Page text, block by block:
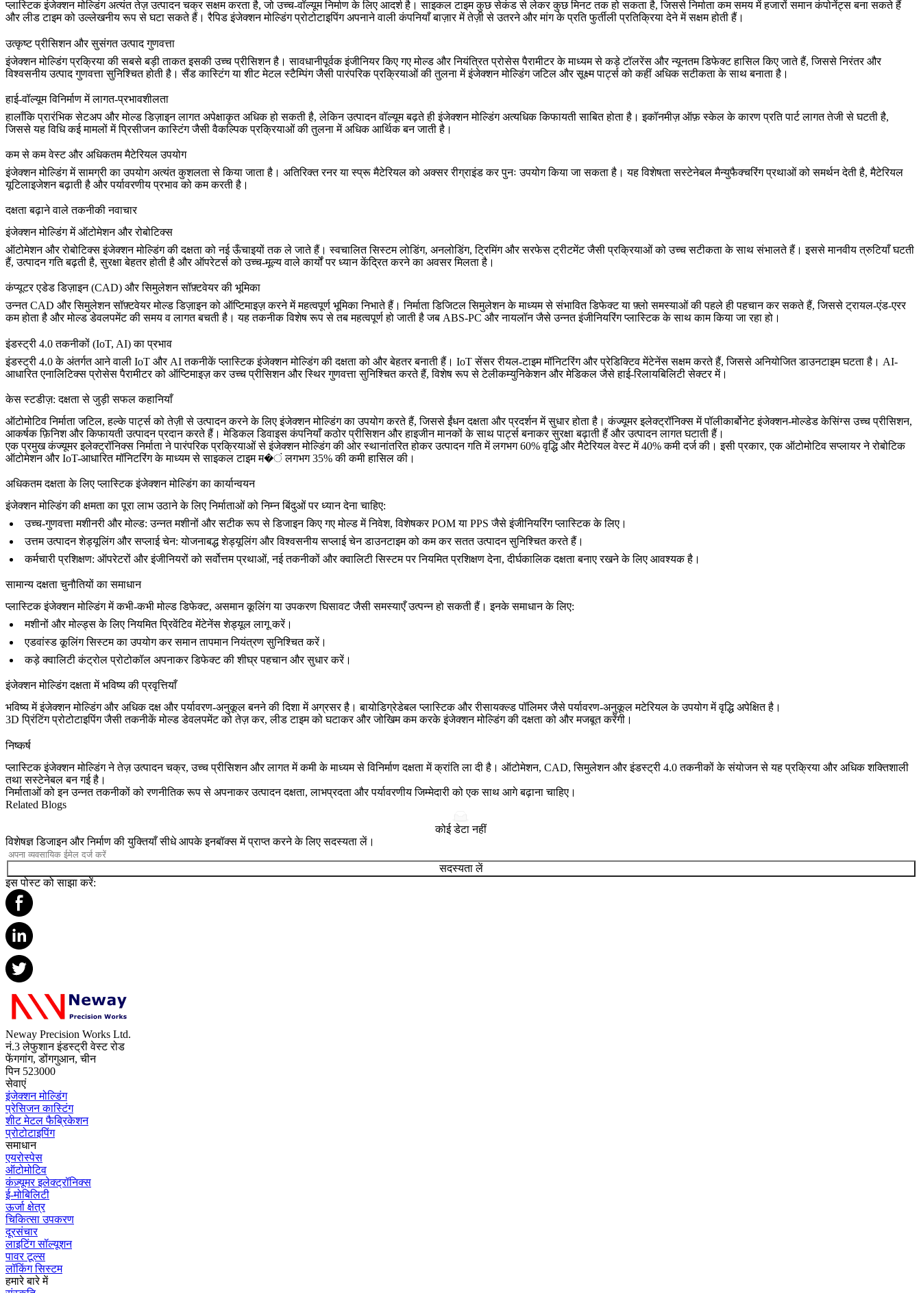
प्लास्टिक इंजेक्शन मोल्डिंग अत्यंत तेज़ उत्पादन चक्र सक्षम करता है, जो उच्च-वॉल्यूम निर्माण के लिए आदर्श है। साइकल टाइम कुछ सेकंड से लेकर कुछ मिनट तक हो सकता है, जिससे निर्माता कम समय में हजारों समान कंपोनेंट्स बना सकते हैं
और लीड टाइम को उल्लेखनीय रूप से घटा सकते हैं।रैपिड इंजेक्शन मोल्डिंग प्रोटोटाइपिंगअपनाने वाली कंपनियाँ बाज़ार में तेज़ी से उतरने और मांग के प्रति फुर्तीली प्रतिक्रिया देने में सक्षम होती हैं।
उत्कृष्ट प्रीसिशन और सुसंगत उत्पाद गुणवत्ता
इंजेक्शन मोल्डिंग प्रक्रिया की सबसे बड़ी ताकत इसकी उच्च प्रीसिशन है। सावधानीपूर्वक इंजीनियर किए गए मोल्ड और नियंत्रित प्रोसेस पैरामीटर के माध्यम से कड़े टॉलरेंस और न्यूनतम डिफेक्ट हासिल किए जाते हैं, जिससे निरंतर और
विश्वसनीय उत्पाद गुणवत्ता सुनिश्चित होती है।सैंड कास्टिंगयाशीट मेटल स्टैम्पिंगजैसी पारंपरिक प्रक्रियाओं की तुलना में इंजेक्शन मोल्डिंग जटिल और सूक्ष्म पार्ट्स को कहीं अधिक सटीकता के साथ बनाता है।
हाई-वॉल्यूम विनिर्माण में लागत-प्रभावशीलता
हालाँकि प्रारंभिक सेटअप और मोल्ड डिज़ाइन लागत अपेक्षाकृत अधिक हो सकती है, लेकिन उत्पादन वॉल्यूम बढ़ते ही इंजेक्शन मोल्डिंग अत्यधिक किफायती साबित होता है। इकॉनमीज़ ऑफ़ स्केल के कारण प्रति पार्ट लागत तेजी से घटती है,
जिससे यह विधि कई मामलों मेंप्रिसीजन कास्टिंगजैसी वैकल्पिक प्रक्रियाओं की तुलना में अधिक आर्थिक बन जाती है।
कम से कम वेस्ट और अधिकतम मैटेरियल उपयोग
इंजेक्शन मोल्डिंग में सामग्री का उपयोग अत्यंत कुशलता से किया जाता है। अतिरिक्त रनर या स्प्रू मैटेरियल को अक्सर रीग्राइंड कर पुनः उपयोग किया जा सकता है। यह विशेषतासस्टेनेबल मैन्युफैक्चरिंगप्रथाओं को समर्थन देती है, मैटेरियल
यूटिलाइजेशन बढ़ाती है और पर्यावरणीय प्रभाव को कम करती है।
दक्षता बढ़ाने वाले तकनीकी नवाचार
इंजेक्शन मोल्डिंग में ऑटोमेशन और रोबोटिक्स
ऑटोमेशन और रोबोटिक्स इंजेक्शन मोल्डिंग की दक्षता को नई ऊँचाइयों तक ले जाते हैं। स्वचालित सिस्टम लोडिंग, अनलोडिंग, ट्रिमिंग औरसरफेस ट्रीटमेंटजैसी प्रक्रियाओं को उच्च सटीकता के साथ संभालते हैं। इससे मानवीय त्रुटियाँ घटती
हैं, उत्पादन गति बढ़ती है, सुरक्षा बेहतर होती है और ऑपरेटर्स को उच्च-मूल्य वाले कार्यों पर ध्यान केंद्रित करने का अवसर मिलता है।
कंप्यूटर एडेड डिज़ाइन (CAD) और सिमुलेशन सॉफ़्टवेयर की भूमिका
उन्नत CAD और सिमुलेशन सॉफ़्टवेयर मोल्ड डिज़ाइन को ऑप्टिमाइज़ करने में महत्वपूर्ण भूमिका निभाते हैं। निर्माता डिजिटल सिमुलेशन के माध्यम से संभावित डिफेक्ट या फ़्लो समस्याओं की पहले ही पहचान कर सकते हैं, जिससे ट्रायल-एंड-एरर
कम होता है और मोल्ड डेवलपमेंट की समय व लागत बचती है। यह तकनीक विशेष रूप से तब महत्वपूर्ण हो जाती है जब ABS-PC औरनायलॉनजैसे उन्नत इंजीनियरिंग प्लास्टिक के साथ काम किया जा रहा हो।
इंडस्ट्री 4.0 तकनीकों (IoT, AI) का प्रभाव
इंडस्ट्री 4.0 के अंतर्गत आने वाली IoT और AI तकनीकें प्लास्टिक इंजेक्शन मोल्डिंग की दक्षता को और बेहतर बनाती हैं। IoT सेंसर रीयल-टाइम मॉनिटरिंग और प्रेडिक्टिव मेंटेनेंस सक्षम करते हैं, जिससे अनियोजित डाउनटाइम घटता है। AI-
आधारित एनालिटिक्स प्रोसेस पैरामीटर को ऑप्टिमाइज़ कर उच्च प्रीसिशन और स्थिर गुणवत्ता सुनिश्चित करते हैं, विशेष रूप सेटेलीकम्युनिकेशनऔरमेडिकलजैसे हाई-रिलायबिलिटी सेक्टर में।
केस स्टडीज़: दक्षता से जुड़ी सफल कहानियाँ
ऑटोमोटिव निर्माता जटिल, हल्के पार्ट्स को तेज़ी से उत्पादन करने के लिए इंजेक्शन मोल्डिंग का उपयोग करते हैं, जिससे ईंधन दक्षता और प्रदर्शन में सुधार होता है। कंज्यूमर इलेक्ट्रॉनिक्स मेंपॉलीकार्बोनेटइंजेक्शन-मोल्डेड केसिंग्स उच्च प्रीसिशन,
आकर्षक फ़िनिश और किफायती उत्पादन प्रदान करते हैं। मेडिकल डिवाइस कंपनियाँ कठोर प्रीसिशन और हाइजीन मानकों के साथ पार्ट्स बनाकर सुरक्षा बढ़ाती हैं और उत्पादन लागत घटाती हैं।
एक प्रमुख कंज्यूमर इलेक्ट्रॉनिक्स निर्माता ने पारंपरिक प्रक्रियाओं से इंजेक्शन मोल्डिंग की ओर स्थानांतरित होकर उत्पादन गति में लगभग 60% वृद्धि और मैटेरियल वेस्ट में 40% कमी दर्ज की। इसी प्रकार, एक ऑटोमोटिव सप्लायर ने रोबोटिक
ऑटोमेशन और IoT-आधारित मॉनिटरिंग के माध्यम से साइकल टाइम म�ं लगभग 35% की कमी हासिल की।
अधिकतम दक्षता के लिए प्लास्टिक इंजेक्शन मोल्डिंग का कार्यान्वयन
इंजेक्शन मोल्डिंग की क्षमता का पूरा लाभ उठाने के लिए निर्माताओं को निम्न बिंदुओं पर ध्यान देना चाहिए:
उच्च-गुणवत्ता मशीनरी और मोल्ड: उन्नत मशीनों और सटीक रूप से डिजाइन किए गए मोल्ड में निवेश, विशेषकरPOMया PPS जैसे इंजीनियरिंग प्लास्टिक के लिए।
उत्तम उत्पादन शेड्यूलिंग और सप्लाई चेन: योजनाबद्ध शेड्यूलिंग और विश्वसनीय सप्लाई चेन डाउनटाइम को कम कर सतत उत्पादन सुनिश्चित करते हैं।
कर्मचारी प्रशिक्षण: ऑपरेटरों और इंजीनियरों को सर्वोत्तम प्रथाओं, नई तकनीकों और क्वालिटी सिस्टम पर नियमित प्रशिक्षण देना, दीर्घकालिक दक्षता बनाए रखने के लिए आवश्यक है।
सामान्य दक्षता चुनौतियों का समाधान
प्लास्टिक इंजेक्शन मोल्डिंग में कभी-कभी मोल्ड डिफेक्ट, असमान कूलिंग या उपकरण घिसावट जैसी समस्याएँ उत्पन्न हो सकती हैं। इनके समाधान के लिए:
मशीनों और मोल्ड्स के लिए नियमित प्रिवेंटिव मेंटेनेंस शेड्यूल लागू करें।
एडवांस्ड कूलिंग सिस्टम का उपयोग कर समान तापमान नियंत्रण सुनिश्चित करें।
कड़े क्वालिटी कंट्रोल प्रोटोकॉल अपनाकर डिफेक्ट की शीघ्र पहचान और सुधार करें।
इंजेक्शन मोल्डिंग दक्षता में भविष्य की प्रवृत्तियाँ
भविष्य में इंजेक्शन मोल्डिंग और अधिक दक्ष और पर्यावरण-अनुकूल बनने की दिशा में अग्रसर है।बायोडिग्रेडेबल प्लास्टिकऔर रीसायक्ल्ड पॉलिमर जैसे पर्यावरण-अनुकूल मटेरियल के उपयोग में वृद्धि अपेक्षित है।
3D प्रिंटिंग प्रोटोटाइपिंगजैसी तकनीकें मोल्ड डेवलपमेंट को तेज़ कर, लीड टाइम को घटाकर और जोखिम कम करके इंजेक्शन मोल्डिंग की दक्षता को और मजबूत करेंगी।
निष्कर्ष
प्लास्टिक इंजेक्शन मोल्डिंग ने तेज़ उत्पादन चक्र, उच्च प्रीसिशन और लागत में कमी के माध्यम से विनिर्माण दक्षता में क्रांति ला दी है। ऑटोमेशन, CAD, सिमुलेशन और इंडस्ट्री 4.0 तकनीकों के संयोजन से यह प्रक्रिया और अधिक शक्तिशाली
तथा सस्टेनेबल बन गई है।
निर्माताओं को इन उन्नत तकनीकों को रणनीतिक रूप से अपनाकर उत्पादन दक्षता, लाभप्रदता और पर्यावरणीय जिम्मेदारी को एक साथ आगे बढ़ाना चाहिए।
Related Blogs
कोई डेटा नहीं
विशेषज्ञ डिजाइन और निर्माण की युक्तियाँ सीधे आपके इनबॉक्स में प्राप्त करने के लिए सदस्यता लें।
सदस्यता लें
इस पोस्ट को साझा करें:
Neway Precision Works Ltd.
नं.3 लेफुशान इंडस्ट्री वेस्ट रोड
फेंगगांग, डोंगगुआन, चीन
पिन 523000
सेवाएं
इंजेक्शन मोल्डिंग
प्रेसिजन कास्टिंग
शीट मेटल फैब्रिकेशन
प्रोटोटाइपिंग
समाधान
एयरोस्पेस
ऑटोमोटिव
कंज़्यूमर इलेक्ट्रॉनिक्स
ई-मोबिलिटी
ऊर्जा क्षेत्र
चिकित्सा उपकरण
दूरसंचार
लाइटिंग सॉल्यूशन
पावर टूल्स
लॉकिंग सिस्टम
हमारे बारे में